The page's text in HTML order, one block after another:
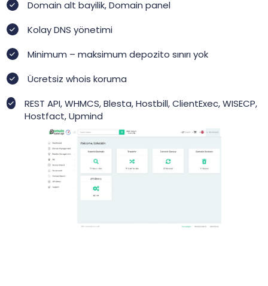
Domain alt bayilik, Domain panel
Kolay DNS yönetimi
Minimum – maksimum depozito sınırı yok
Ücretsiz whois koruma
REST API, WHMCS, Blesta, Hostbill, ClientExec, WISECP,
Hostfact, Upmind